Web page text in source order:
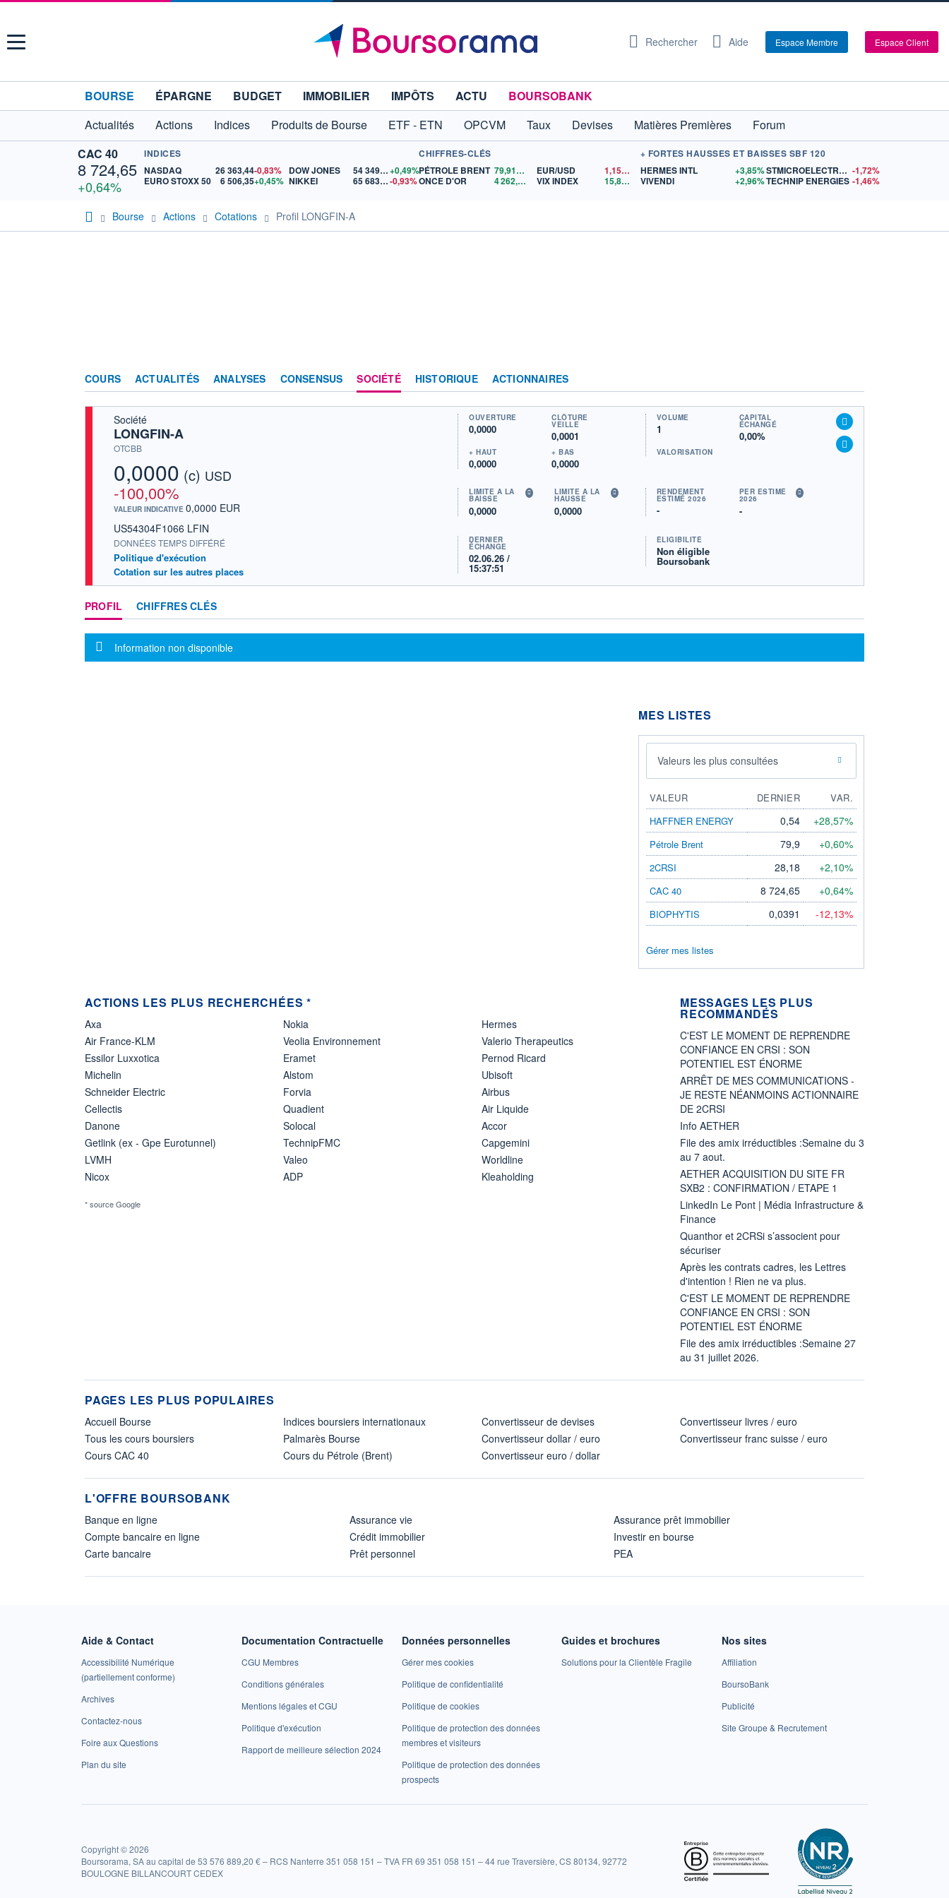
Menu Rechercher Aide Espace Membre Espace Client
BOURSE ÉPARGNE BUDGET IMMOBILIER IMPÔTS ACTU
BOURSOBANK
Actualités
Actions Indices Produits de Bourse ETF - ETN OPCVM Taux Devises Matières Premières
Forum
CAC 40
8 724,65
+0,64%
INDICES
NASDAQ
26 363,44-0,83%
EURO STOXX 50
6 506,35+0,45%
DOW JONES 54 349,12+0,49%
NIKKEI
65 683,26-0,93%
CHIFFRES-CLÉS
PÉTROLE BRENT
79,91
$US
ONCE D'OR
4 262,03 $US
EUR/USD 1,1543
$US
VIX INDEX
15,88$US
+ FORTES HAUSSES ET BAISSES SBF 120
HERMES INTL
+3,85%
VIVENDI
+2,96%
STMICROELECTRONICS -1,72%
TECHNIP ENERGIES -1,46%
Bourse Actions Cotations Profil LONGFIN-A
COURS ACTUALITÉS ANALYSES CONSENSUS SOCIÉTÉ HISTORIQUE ACTIONNAIRES
Société
LONGFIN-A
OTCBB
0,0000 (c) USD
-100,00%
VALEUR INDICATIVE 0,0000 EUR
US54304F1066 LFIN
DONNÉES TEMPS DIFFÉRÉ
Politique d'exécution
Cotation sur les autres places
OUVERTURE
0,0000
CLÔTURE
VEILLE
0,0001
+ HAUT
0,0000
+ BAS
0,0000
VOLUME
1
CAPITAL
ÉCHANGÉ
0,00%
VALORISATION
LIMITE À LA
BAISSE
0,0000
LIMITE À LA
HAUSSE
0,0000
RENDEMENT
ESTIMÉ 2026
-
PER ESTIMÉ
2026
-
DERNIER
ÉCHANGE
02.06.26 /
15:37:51
ÉLIGIBILITÉ
Non éligible
Boursobank
PROFIL CHIFFRES CLÉS
Message d'information
Information non disponible
MES LISTES
Valeurs les plus consultées
VALEUR DERNIER
VAR.
HAFFNER ENERGY
0,54 +28,57%
Pétrole Brent 79,9 +0,60%
2CRSI 28,18 +2,10%
CAC 40 8 724,65 +0,64%
BIOPHYTIS 0,0391 -12,13%
Gérer mes listes
ACTIONS LES PLUS RECHERCHÉES *
Axa
Air France-KLM
Essilor Luxxotica
Michelin
Schneider Electric
Cellectis
Danone
Getlink (ex - Gpe Eurotunnel)
LVMH
Nicox
Nokia
Veolia Environnement
Eramet
Alstom
Forvia
Quadient
Solocal
TechnipFMC
Valeo
ADP
Hermes
Valerio Therapeutics
Pernod Ricard
Ubisoft
Airbus
Air Liquide
Accor
Capgemini
Worldline
Kleaholding
* source Google
MESSAGES LES PLUS
RECOMMANDÉS
C'EST LE MOMENT DE REPRENDRE
CONFIANCE EN CRSI : SON
POTENTIEL EST ÉNORME
ARRÊT DE MES COMMUNICATIONS -
JE RESTE NÉANMOINS ACTIONNAIRE
DE 2CRSI
Info AETHER
File des amix irréductibles :Semaine du 3
au 7 aout.
AETHER ACQUISITION DU SITE FR
SXB2 : CONFIRMATION / ETAPE 1
LinkedIn Le Pont | Média Infrastructure &
Finance
Quanthor et 2CRSi s’associent pour
sécuriser
Après les contrats cadres, les Lettres
d'intention ! Rien ne va plus.
C'EST LE MOMENT DE REPRENDRE
CONFIANCE EN CRSI : SON
POTENTIEL EST ÉNORME
File des amix irréductibles :Semaine 27
au 31 juillet 2026.
PAGES LES PLUS POPULAIRES
Accueil Bourse
Tous les cours boursiers
Cours CAC 40
Indices boursiers internationaux
Palmarès Bourse
Cours du Pétrole (Brent)
Convertisseur de devises
Convertisseur dollar / euro
Convertisseur euro / dollar
Convertisseur livres / euro
Convertisseur franc suisse / euro
L'OFFRE BOURSOBANK
Banque en ligne
Compte bancaire en ligne
Carte bancaire
Assurance vie
Crédit immobilier
Prêt personnel
Assurance prêt immobilier
Investir en bourse
PEA
Aide & Contact
Accessibilité Numérique
(partiellement conforme)
Archives
Contactez-nous
Foire aux Questions
Plan du site
Documentation Contractuelle
CGU Membres
Conditions générales
Mentions légales et CGU
Politique d'exécution
Rapport de meilleure sélection 2024
Données personnelles
Gérer mes cookies
Politique de confidentialité
Politique de cookies
Politique de protection des données
membres et visiteurs
Politique de protection des données
prospects
Guides et brochures
Solutions pour la Clientèle Fragile
Nos sites
Affiliation
BoursoBank
Publicité
Site Groupe & Recrutement
Copyright © 2026
Boursorama, SA au capital de 53 576 889,20 € – RCS Nanterre 351 058 151 – TVA FR 69 351 058 151 – 44 rue Traversière, CS 80134, 92772
BOULOGNE BILLANCOURT CEDEX